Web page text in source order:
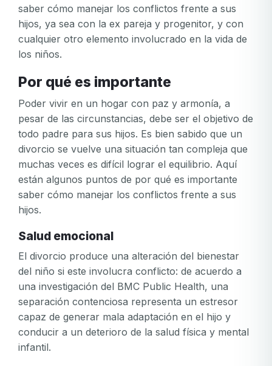
saber cómo manejar los conflictos frente a sus
hijos, ya sea con la ex pareja y progenitor, y con
cualquier otro elemento involucrado en la vida de
los niños.
Por qué es importante
Poder vivir en un hogar con paz y armonía, a
pesar de las circunstancias, debe ser el objetivo de
todo padre para sus hijos. Es bien sabido que un
divorcio se vuelve una situación tan compleja que
muchas veces es difícil lograr el equilibrio. Aquí
están algunos puntos de por qué es importante
saber cómo manejar los conflictos frente a sus
hijos.
Salud emocional
El divorcio produce una alteración del bienestar
del niño si este involucra conflicto: de acuerdo a
una investigación del BMC Public Health, una
separación contenciosa representa un estresor
capaz de generar mala adaptación en el hijo y
conducir a un deterioro de la salud física y mental
infantil.